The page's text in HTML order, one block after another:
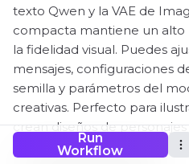
Run
Workflow
texto Qwen y la VAE de
compacta mantiene un alto
la fidelidad visual. Puedes
mensajes, configuraciones
semilla y parámetros del
creativas. Perfecto para
crean diseños de
brillantes o escenas